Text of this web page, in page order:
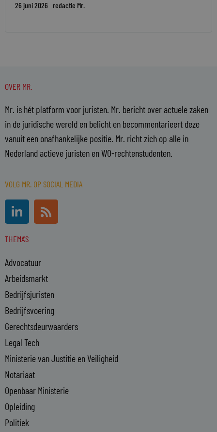
26 juni 2026 redactie Mr.
OVER MR.
Mr. is hét platform voor juristen. Mr. bericht over actuele zaken
in de juridische wereld en belicht en becommentarieert deze
vanuit een onafhankelijke positie. Mr. richt zich op alle in
Nederland actieve juristen en WO-rechtenstudenten.
VOLG MR. OP SOCIAL MEDIA
L
i
n
k
d
i
n
-
i
n
R
s
s
THEMA'S
Advocatuur
Arbeidsmarkt
Bedrijfsjuristen
Bedrijfsvoering
Gerechtsdeurwaarders
Legal Tech
Ministerie van Justitie en Veiligheid
Notariaat
Openbaar Ministerie
Opleiding
Politiek